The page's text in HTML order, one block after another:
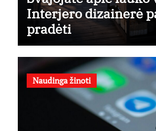
Interjero dizainerė
pradėti
Naudinga žinoti